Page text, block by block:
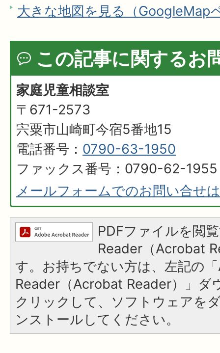
大きな地図を見る（GoogleMap
この記事に関するお
家庭児童相談室
〒671-2573
宍粟市山崎町今宿5番地15
電話番号： 0790-63-1950
ファックス番号：0790-62-1955
メールフォームでのお問い合せ
PDFファイルを閲
Reader（Acrobat
す。お持ちでない方は、左記の
Reader（Acrobat Reader）」ダ
クリックして、ソフトウェアを
ンストールしてください。